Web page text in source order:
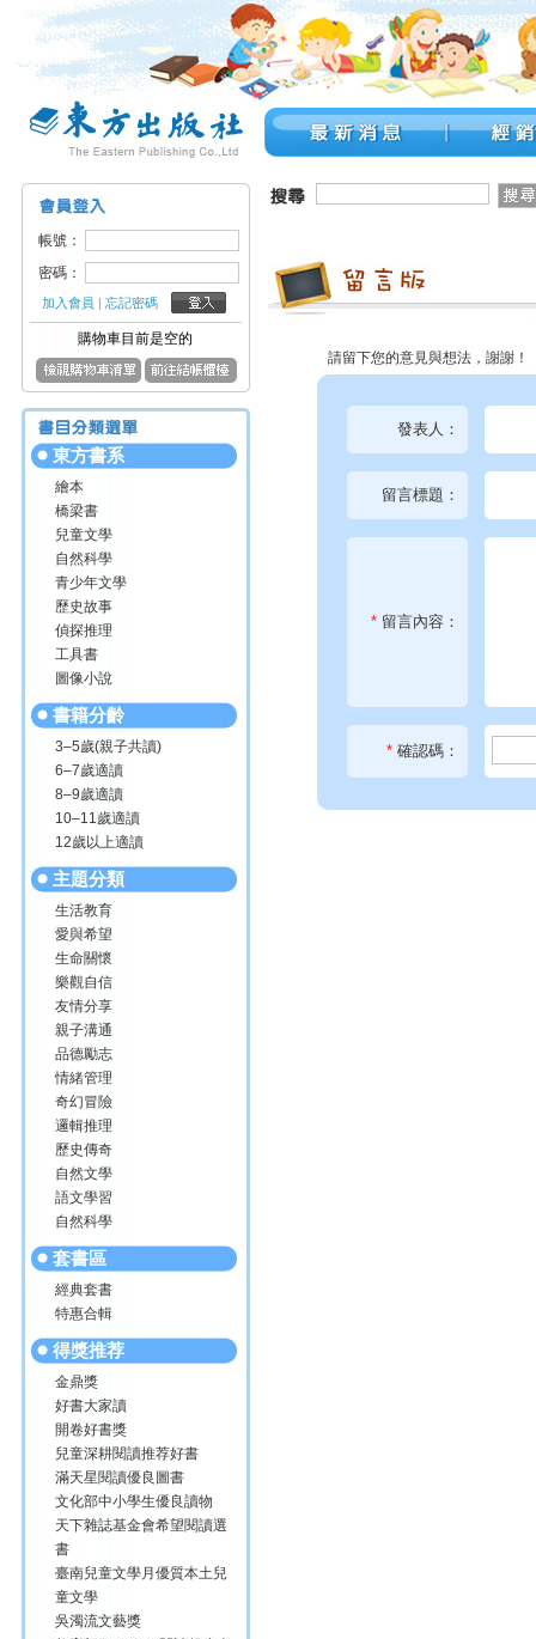
帳號：
密碼：
加入會員 |忘記密碼
購物車目前是空的
東方書系
繪本
橋梁書
兒童文學
自然科學
青少年文學
歷史故事
偵探推理
工具書
圖像小說
書籍分齡
3–5歲(親子共讀)
6–7歲適讀
8–9歲適讀
10–11歲適讀
12歲以上適讀
主題分類
生活教育
愛與希望
生命關懷
樂觀自信
友情分享
親子溝通
品德勵志
情緒管理
奇幻冒險
邏輯推理
歷史傳奇
自然文學
語文學習
自然科學
套書區
經典套書
特惠合輯
得獎推荐
金鼎獎
好書大家讀
開卷好書獎
兒童深耕閱讀推荐好書
滿天星閱讀優良圖書
文化部中小學生優良讀物
天下雜誌基金會希望閱讀選
書
臺南兒童文學月優質本土兒
童文學
吳濁流文藝獎
請留下您的意見與想法，謝謝！
發表人：
留言標題：
* 留言內容：
* 確認碼：